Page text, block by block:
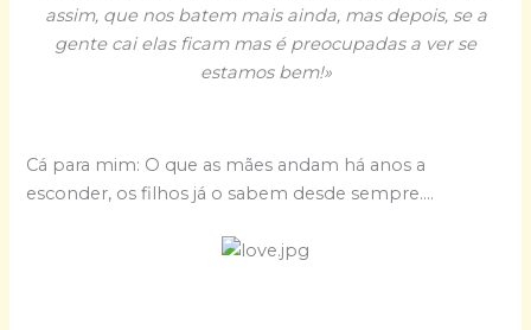
assim, que nos batem mais ainda, mas depois, se a
gente cai elas ficam mas é preocupadas a ver se
estamos bem!»
Cá para mim: O que as mães andam há anos a
esconder, os filhos já o sabem desde sempre….